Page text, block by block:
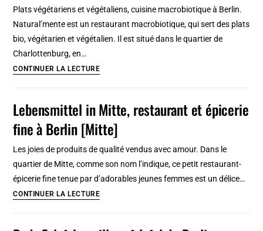
[Kreuzberg]
Plats végétariens et végétaliens, cuisine macrobiotique à Berlin.
Natural’mente est un restaurant macrobiotique, qui sert des plats
bio, végétarien et végétalien. Il est situé dans le quartier de
Charlottenburg, en…
CONTINUER LA LECTURENatural’mente
/
végétalien
macrobiotique
[Charlottenburg]
Lebensmittel in Mitte, restaurant et épicerie
fine à Berlin [Mitte]
Les joies de produits de qualité vendus avec amour. Dans le
quartier de Mitte, comme son nom l’indique, ce petit restaurant-
épicerie fine tenue par d’adorables jeunes femmes est un délice…
CONTINUER LA LECTURELebensmittel